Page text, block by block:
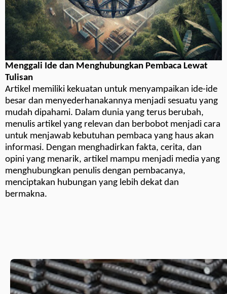
Menggali Ide dan Menghubungkan Pembaca Lewat
Tulisan
Artikel memiliki kekuatan untuk menyampaikan ide-ide
besar dan menyederhanakannya menjadi sesuatu yang
mudah dipahami. Dalam dunia yang terus berubah,
menulis artikel yang relevan dan berbobot menjadi cara
untuk menjawab kebutuhan pembaca yang haus akan
informasi. Dengan menghadirkan fakta, cerita, dan
opini yang menarik, artikel mampu menjadi media yang
menghubungkan penulis dengan pembacanya,
menciptakan hubungan yang lebih dekat dan
bermakna.